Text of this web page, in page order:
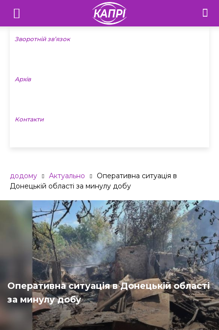
Телебачення
«Капрі»
Новини
Зворотній зв’язок
Архів
Контакти
додому Актуально
Оперативна ситуація в
Донецькій області за минулу добу
Оперативна ситуація в Донецькій області
за минулу добу